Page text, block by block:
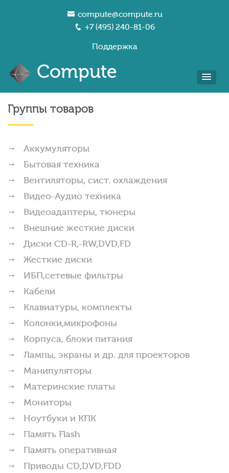
compute@compute.ru
+7 (495) 240-81-06
Поддержка
Compute
Группы товаров
Аккумуляторы
Бытовая техника
Вентиляторы, сист. охлаждения
Видео-Аудио техника
Видеоадаптеры, тюнеры
Внешние жесткие диски
Диски CD-R,-RW,DVD,FD
Жесткие диски
ИБП,сетевые фильтры
Кабели
Клавиатуры, комплекты
Колонки,микрофоны
Корпуса, блоки питания
Лампы, экраны и др. для проекторов
Манипуляторы
Материнские платы
Мониторы
Ноутбуки и КПК
Память Flash
Память оперативная
Приводы CD,DVD,FDD